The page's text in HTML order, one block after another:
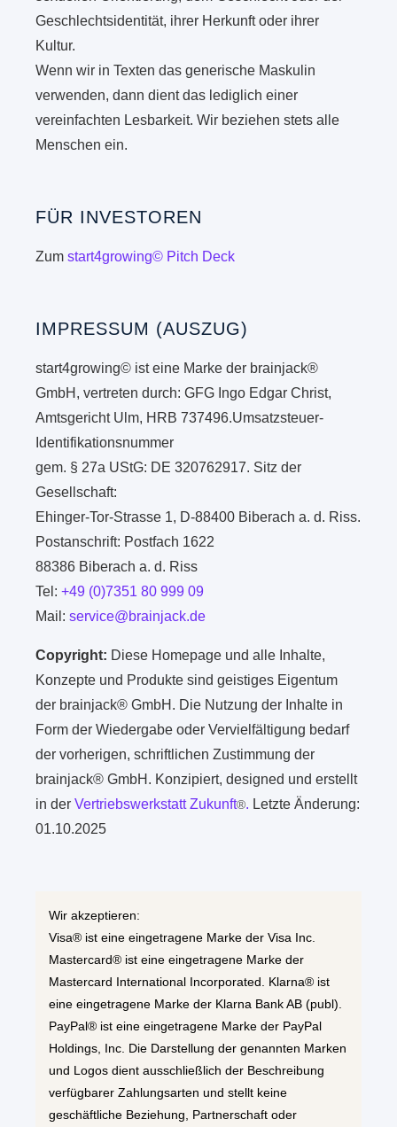
Geschlechtsidentität, ihrer Herkunft oder ihrer
Kultur.
Wenn wir in Texten das generische Maskulin
verwenden, dann dient das lediglich einer
vereinfachten Lesbarkeit. Wir beziehen stets alle
Menschen ein.
FÜR INVESTOREN
Zumstart4growing© Pitch Deck
IMPRESSUM (AUSZUG)
start4growing© ist eine Marke der brainjack®
GmbH, vertreten durch: GFG Ingo Edgar Christ,
Amtsgericht Ulm, HRB 737496.Umsatzsteuer-
Identifikationsnummer
gem. § 27a UStG: DE 320762917. Sitz der
Gesellschaft:
Ehinger-Tor-Strasse 1, D-88400 Biberach a. d. Riss.
Postanschrift: Postfach 1622
88386 Biberach a. d. Riss
Tel:+49 (0)7351 80 999 09
Mail:service@brainjack.de
Copyright: Diese Homepage und alle Inhalte,
Konzepte und Produkte sind geistiges Eigentum
der brainjack® GmbH. Die Nutzung der Inhalte in
Form der Wiedergabe oder Vervielfältigung bedarf
der vorherigen, schriftlichen Zustimmung der
brainjack® GmbH. Konzipiert, designed und erstellt
in derVertriebswerkstatt Zukunft®. Letzte Änderung:
01.10.2025
Wir akzeptieren:
Visa® ist eine eingetragene Marke der Visa Inc.
Mastercard® ist eine eingetragene Marke der
Mastercard International Incorporated. Klarna® ist
eine eingetragene Marke der Klarna Bank AB (publ).
PayPal® ist eine eingetragene Marke der PayPal
Holdings, Inc. Die Darstellung der genannten Marken
und Logos dient ausschließlich der Beschreibung
verfügbarer Zahlungsarten und stellt keine
geschäftliche Beziehung, Partnerschaft oder